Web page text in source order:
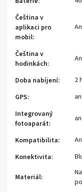
Čeština v
aplikaci pro
mobil:
Čeština v
hodinkách:
Doba nabíjení:
2
GPS:
Integrovaný
fotoaparát:
Kompatibilita:
Konektivita:
Materiál: